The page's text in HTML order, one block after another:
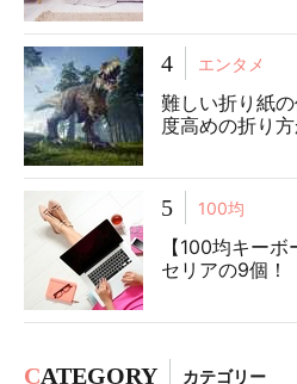
4 エンタメ
難しい折り紙
度高めの折り
5 100均
【100均キー
セリアの9個！
CATEGORY カテゴリー